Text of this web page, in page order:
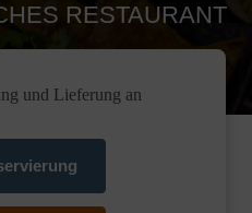
RESTAURANT
und Lieferung an